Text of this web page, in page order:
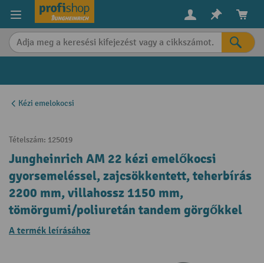
content
Kézi emelokocsi
Tételszám: 125019
Jungheinrich AM 22 kézi emelőkocsi
gyorsemeléssel, zajcsökkentett, teherbírás
2200 mm, villahossz 1150 mm,
tömörgumi/poliuretán tandem görgőkkel
A termék leírásához